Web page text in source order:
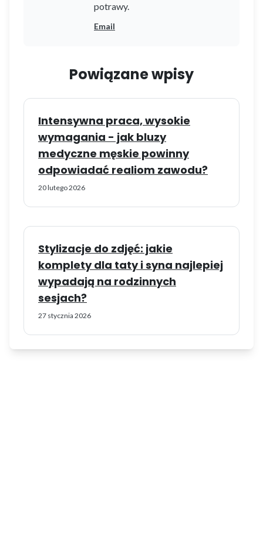
potrawy.
Email
Powiązane wpisy
Intensywna praca, wysokie
wymagania - jak bluzy
medyczne męskie powinny
odpowiadać realiom zawodu?
20 lutego 2026
Stylizacje do zdjęć: jakie
komplety dla taty i syna najlepiej
wypadają na rodzinnych
sesjach?
27 stycznia 2026